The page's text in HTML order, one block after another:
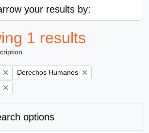
your results by:
1 results
Remove filter:
Derechos Humanos
options